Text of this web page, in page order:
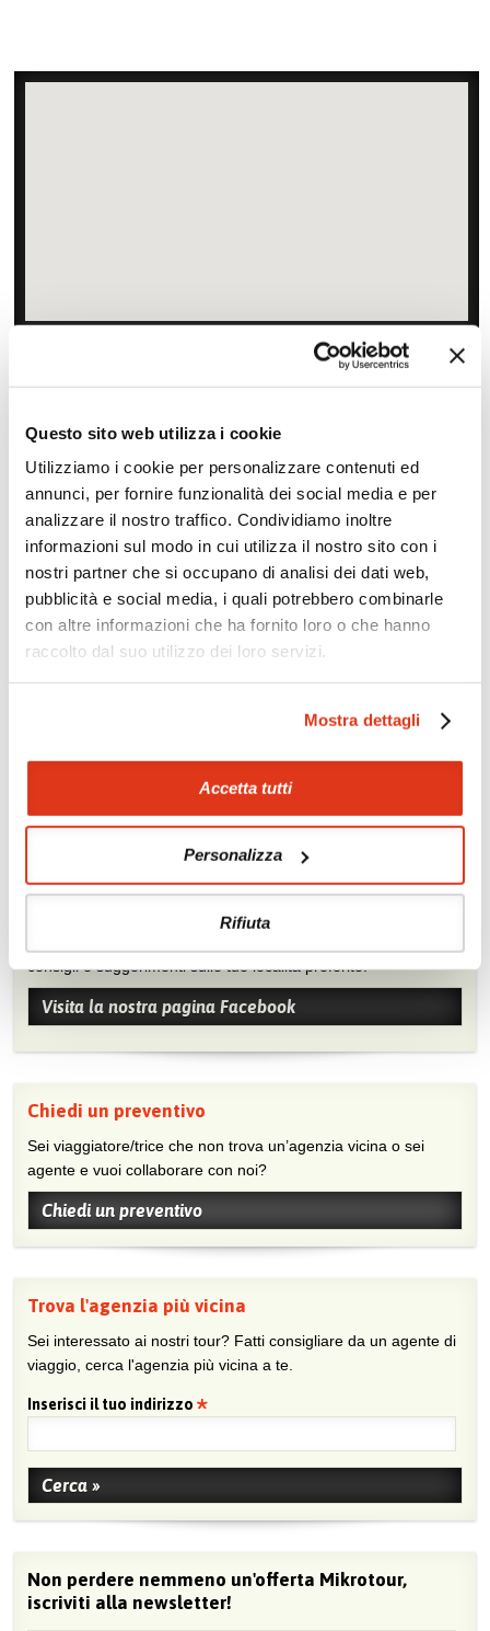
Questo sito web utilizza i cookie
Utilizziamo i cookie per personalizzare contenuti ed
annunci, per fornire funzionalità dei social media e per
analizzare il nostro traffico. Condividiamo inoltre
informazioni sul modo in cui utilizza il nostro sito con i
nostri partner che si occupano di analisi dei dati web,
pubblicità e social media, i quali potrebbero combinarle
con altre informazioni che ha fornito loro o che hanno
raccolto dal suo utilizzo dei loro servizi.
Mostra dettagli
Accetta tutti
Personalizza
Rifiuta
Quotazioni di alcune proposte di viaggio, modificabili su
richiesta
Scopri i prezzi »
Da non perdere in Filippine
Tour natura e avventura
Canoa, kayak, vela, diving,
snorkelling
Soggiorni balneari e
Crociere in barca
consigli e suggerimenti sulle tue località preferite.
Visita la nostra pagina Facebook
Chiedi un preventivo
Sei viaggiatore/trice che non trova un’agenzia vicina o sei
agente e vuoi collaborare con noi?
Chiedi un preventivo
Trova l'agenzia più vicina
Sei interessato ai nostri tour? Fatti consigliare da un agente di
viaggio, cerca l'agenzia più vicina a te.
Inserisci il tuo indirizzo
Non perdere nemmeno un'offerta Mikrotour,
iscriviti alla newsletter!